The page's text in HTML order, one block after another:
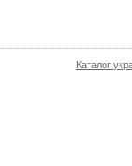
Каталог